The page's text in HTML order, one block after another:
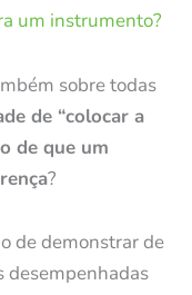
um instrumento?
sobre todas
de “colocar a
de que um
?
de demonstrar de
desempenhadas